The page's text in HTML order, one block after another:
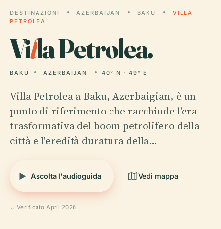
DESTINAZIONI AZERBAIJAN BAKU
VILLA
PETROLEA
Villa Petrolea.
BAKU AZERBAIJAN 40° N · 49° E
Villa Petrolea a Baku, Azerbaigian, è un
punto di riferimento che racchiude l'era
trasformativa del boom petrolifero della
città e l'eredità duratura della…
Ascolta l'audioguida Vedi mappa
Verificato April 2026